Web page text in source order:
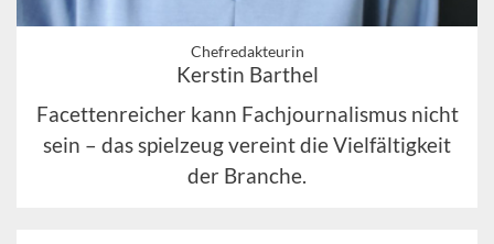
Chefredakteurin
Kerstin Barthel
Facettenreicher kann Fachjournalismus nicht
sein – das spielzeug vereint die Vielfältigkeit
der Branche.